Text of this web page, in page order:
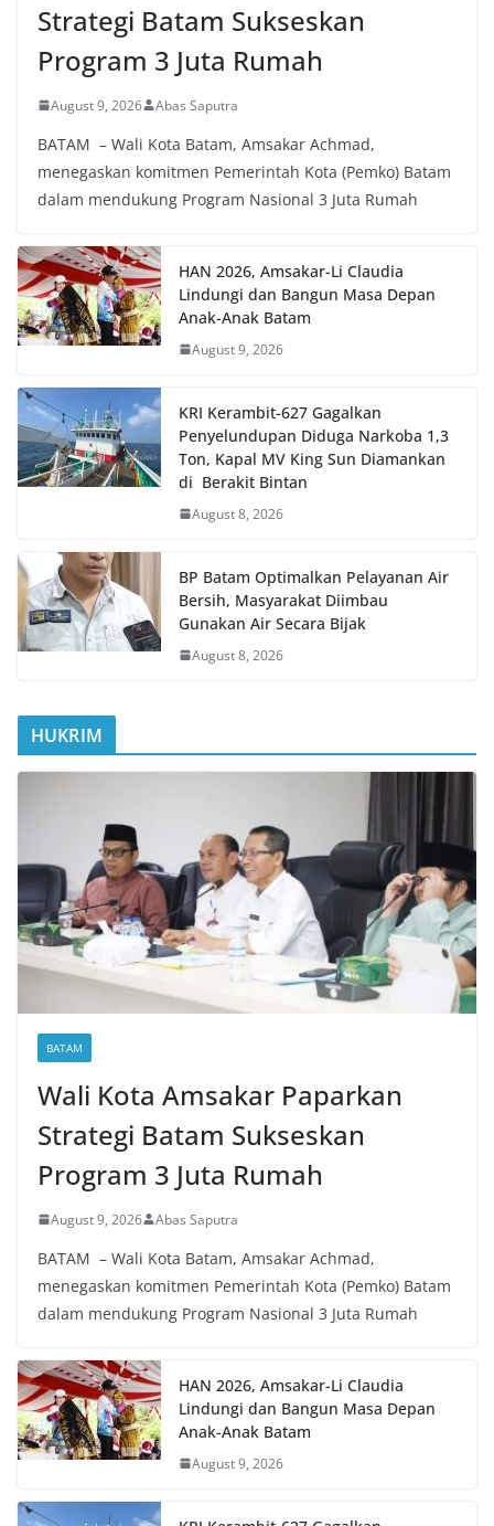
Strategi Batam Sukseskan
Program 3 Juta Rumah
August 9, 2026 Abas Saputra
BATAM – Wali Kota Batam, Amsakar Achmad,
menegaskan komitmen Pemerintah Kota (Pemko) Batam
dalam mendukung Program Nasional 3 Juta Rumah
HAN 2026, Amsakar-Li Claudia
Lindungi dan Bangun Masa Depan
Anak-Anak Batam
August 9, 2026
KRI Kerambit-627 Gagalkan
Penyelundupan Diduga Narkoba 1,3
Ton, Kapal MV King Sun Diamankan
di Berakit Bintan
August 8, 2026
BP Batam Optimalkan Pelayanan Air
Bersih, Masyarakat Diimbau
Gunakan Air Secara Bijak
August 8, 2026
HUKRIM
BATAM
Wali Kota Amsakar Paparkan
Strategi Batam Sukseskan
Program 3 Juta Rumah
August 9, 2026 Abas Saputra
BATAM – Wali Kota Batam, Amsakar Achmad,
menegaskan komitmen Pemerintah Kota (Pemko) Batam
dalam mendukung Program Nasional 3 Juta Rumah
HAN 2026, Amsakar-Li Claudia
Lindungi dan Bangun Masa Depan
Anak-Anak Batam
August 9, 2026